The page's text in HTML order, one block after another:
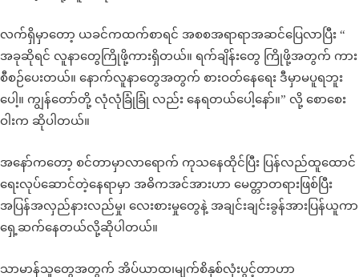
လက်ရှိမှာတော့ ယခင်ကထက်စာရင် အစစအရာရာအဆင်ပြေလာပြီး “
အခုဆိုရင် လူနာတွေကြိုဖို့ကားရှိတယ်။ ရက်ချိန်းတွေ ကြိုဖို့အတွက် ကား
စီစဉ်ပေးတယ်။ နောက်လူနာတွေအတွက် စားဝတ်နေရေး ဒီမှာမပူရဘူး
ပေါ့။ ကျွန်တော်တို့ လုံလုံခြုံခြုံ လည်း နေရတယ်ပေါ့နော်။” လို့ စောစေး
ဝါးက ဆိုပါတယ်။
အနော်ကတော့ စင်တာမှာလာရောက် ကုသနေထိုင်ပြီး ပြန်လည်ထူထောင်
ရေးလုပ်ဆောင်တဲ့နေရာမှာ အဓိကအင်အားဟာ မေတ္တာတရားဖြစ်ပြီး
အပြန်အလှည်နားလည်မှု၊ လေးစားမှုတွေနဲ့ အချင်းချင်းခွန်အားပြန်ယူကာ
ရှေ့ဆက်နေတယ်လို့ဆိုပါတယ်။
သာမာန်သူတွေအတွက် အိပ်ယာထ၊မျက်စိနှစ်လုံးပွင့်တာဟာ